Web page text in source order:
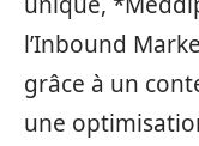
l’Inbound
grâce à un
une